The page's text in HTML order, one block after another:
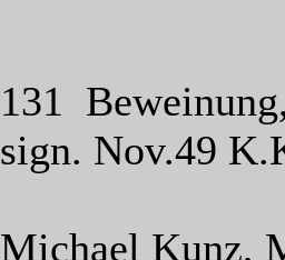
131
sign. Nov.49
Michael Kunz,